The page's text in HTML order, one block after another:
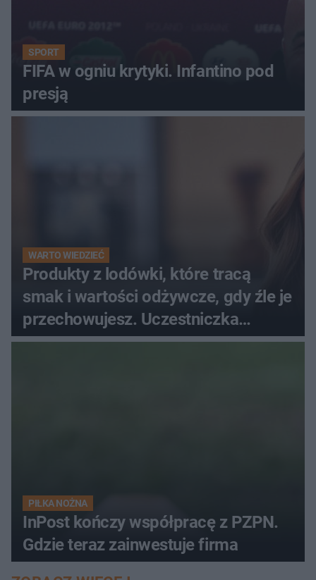
SPORT
FIFA w ogniu krytyki. Infantino pod
presją
WARTO WIEDZIEĆ
Produkty z lodówki, które tracą
smak i wartości odżywcze, gdy źle je
przechowujesz. Uczestniczka
"MasterChefa"
PIŁKA NOŻNA
InPost kończy współpracę z PZPN.
Gdzie teraz zainwestuje firma